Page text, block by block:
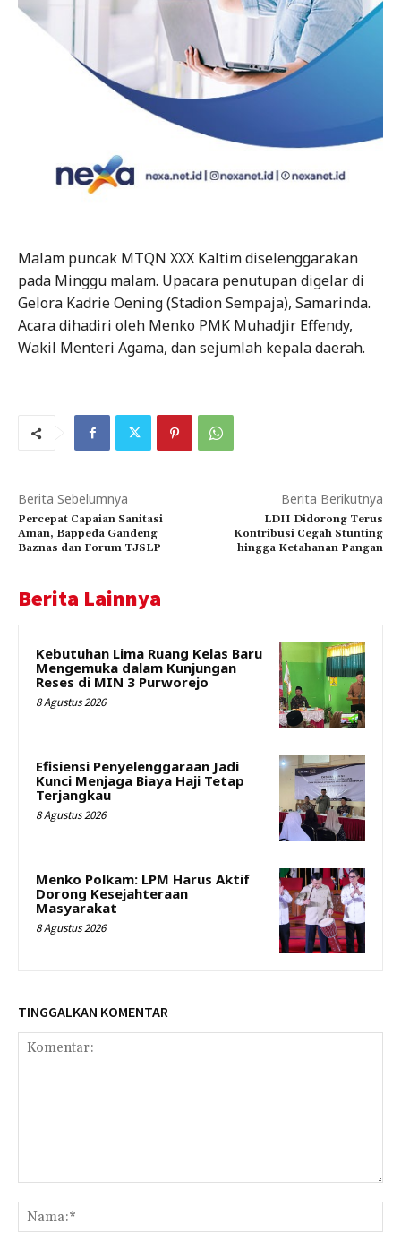
Malam puncak MTQN XXX Kaltim diselenggarakan
pada Minggu malam. Upacara penutupan digelar di
Gelora Kadrie Oening (Stadion Sempaja), Samarinda.
Acara dihadiri oleh Menko PMK Muhadjir Effendy,
Wakil Menteri Agama, dan sejumlah kepala daerah.
Berita Sebelumnya
Percepat Capaian Sanitasi
Aman, Bappeda Gandeng
Baznas dan Forum TJSLP
Berita Berikutnya
LDII Didorong Terus
Kontribusi Cegah Stunting
hingga Ketahanan Pangan
Berita Lainnya
Kebutuhan Lima Ruang Kelas Baru
Mengemuka dalam Kunjungan
Reses di MIN 3 Purworejo
8 Agustus 2026
Efisiensi Penyelenggaraan Jadi
Kunci Menjaga Biaya Haji Tetap
Terjangkau
8 Agustus 2026
Menko Polkam: LPM Harus Aktif
Dorong Kesejahteraan
Masyarakat
8 Agustus 2026
TINGGALKAN KOMENTAR